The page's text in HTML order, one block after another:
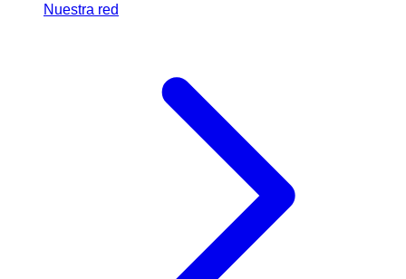
Nuestra red